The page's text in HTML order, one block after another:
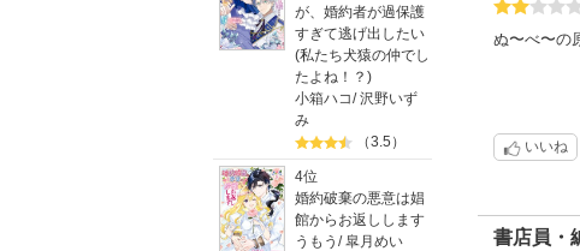
が、婚約者が過保護
すぎて逃げ出したい
(私たち犬猿の仲でし
たよね！？)
小箱ハコ/沢野いず
み
（3.5）
4位
婚約破棄の悪意は娼
館からお返しします
うもう /皐月めい
ぬ〜べ〜の
いいね
書店員・